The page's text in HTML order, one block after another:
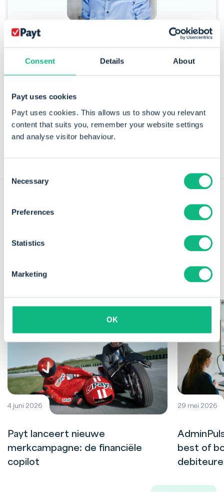
Consent Details About
Payt uses cookies
Payt uses cookies. This allows us to show you relevant
content that suits you, remember your website settings
and analyse visitor behaviour.
Selection
Necessary
Preferences
Statistics
Marketing
OK
Door Sander Kamstra
met zijn passie voor software en ondernemerschap
Meer nieuws en inzichten uit onze
content hub
4 juni 2026
Payt lanceert nieuwe
merkcampagne: de financiële
copilot
29 mei 2026
best of